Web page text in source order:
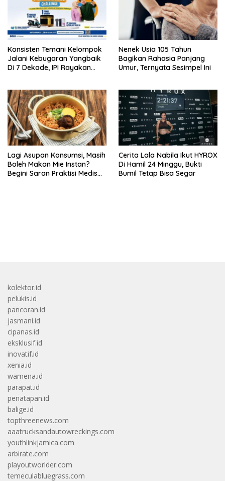
Konsisten Temani Kelompok
Jalani Kebugaran Yangbaik
Di 7 Dekade, IPI Rayakan
Nenek Usia 105 Tahun
Bagikan Rahasia Panjang
Umur, Ternyata Sesimpel Ini
Lagi Asupan Konsumsi, Masih
Boleh Makan Mie Instan?
Begini Saran Praktisi Medis
Cerita Lala Nabila Ikut HYROX
Di Hamil 24 Minggu, Bukti
Bumil Tetap Bisa Segar
kolektor.id
pelukis.id
pancoran.id
jasmani.id
cipanas.id
eksklusif.id
inovatif.id
xenia.id
wamena.id
parapat.id
penatapan.id
balige.id
topthreenews.com
aaatrucksandautowreckings.com
youthlinkjamica.com
arbirate.com
playoutworlder.com
temeculabluegrass.com